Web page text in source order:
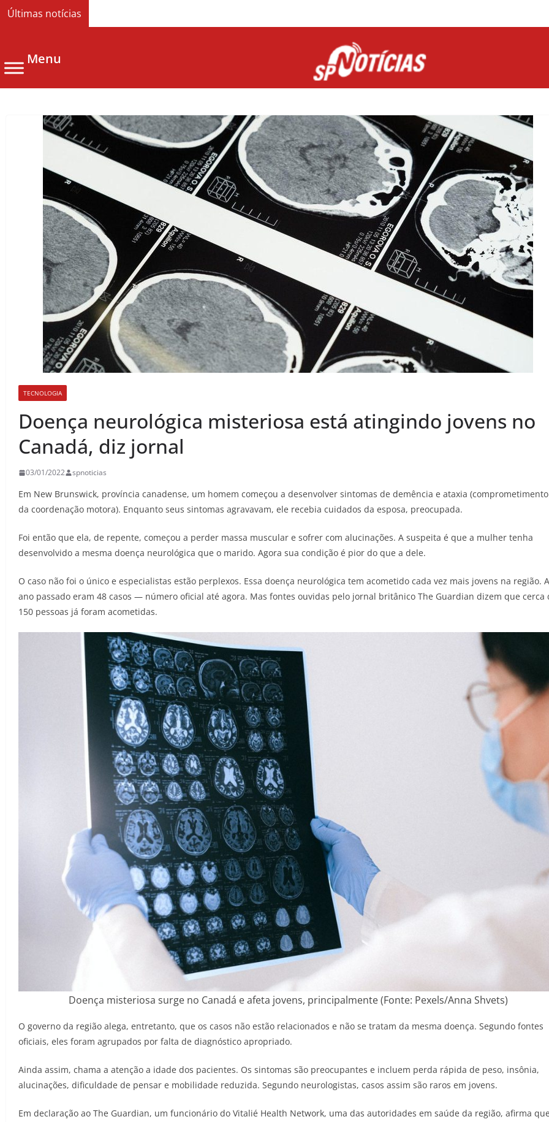
Últimas notícias
Menu
TECNOLOGIA
Doença neurológica misteriosa está atingindo jovens no
Canadá, diz jornal
03/01/2022 spnoticias
Em New Brunswick, província canadense, um homem começou a desenvolver sintomas de demência e ataxia (comprometimento
da coordenação motora). Enquanto seus sintomas agravavam, ele recebia cuidados da esposa, preocupada.
Foi então que ela, de repente, começou a perder massa muscular e sofrer com alucinações. A suspeita é que a mulher tenha
desenvolvido a mesma doença neurológica que o marido. Agora sua condição é pior do que a dele.
O caso não foi o único e especialistas estão perplexos. Essa doença neurológica tem acometido cada vez mais jovens na região.
ano passado eram 48 casos — número oficial até agora. Mas fontes ouvidas pelo jornal britânico The Guardian dizem que cerca
150 pessoas já foram acometidas.
Doença misteriosa surge no Canadá e afeta jovens, principalmente (Fonte: Pexels/Anna Shvets)
O governo da região alega, entretanto, que os casos não estão relacionados e não se tratam da mesma doença. Segundo fontes
oficiais, eles foram agrupados por falta de diagnóstico apropriado.
Ainda assim, chama a atenção a idade dos pacientes. Os sintomas são preocupantes e incluem perda rápida de peso, insônia,
alucinações, dificuldade de pensar e mobilidade reduzida. Segundo neurologistas, casos assim são raros em jovens.
Em declaração ao The Guardian, um funcionário do Vitalié Health Network, uma das autoridades em saúde da região, afirma que